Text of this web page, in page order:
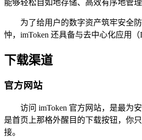
能够轻松自如地存储、高效有序地管
为了给用户的数字资产筑牢安全
忡，imToken 还具备与去中心化应用
下载渠道
官方网站
访问 imToken 官方网站，是最为
是首页上那格外醒目的下载按钮，你
接。